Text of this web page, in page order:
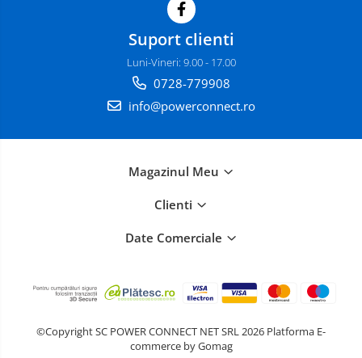
Suport clienti
Luni-Vineri: 9.00 - 17.00
0728-779908
info@powerconnect.ro
Magazinul Meu
Clienti
Date Comerciale
©Copyright SC POWER CONNECT NET SRL 2026 Platforma E-
commerce by Gomag